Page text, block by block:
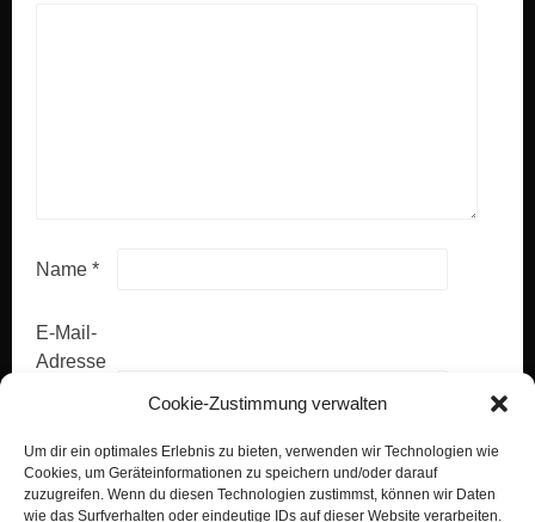
Cookie-Zustimmung verwalten
Um dir ein optimales Erlebnis zu bieten, verwenden wir Technologien wie
Cookies, um Geräteinformationen zu speichern und/oder darauf
zuzugreifen. Wenn du diesen Technologien zustimmst, können wir Daten
wie das Surfverhalten oder eindeutige IDs auf dieser Website verarbeiten.
Name*
E-Mail-
Adresse
Website